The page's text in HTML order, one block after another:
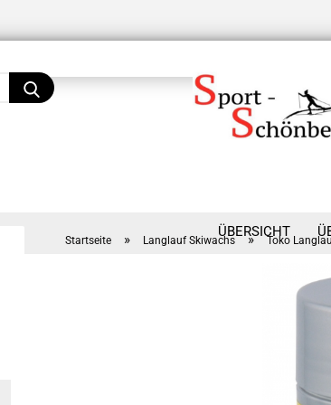
Suche...
ÜBERSICHT
Startseite » Langlauf Skiwachs » Toko